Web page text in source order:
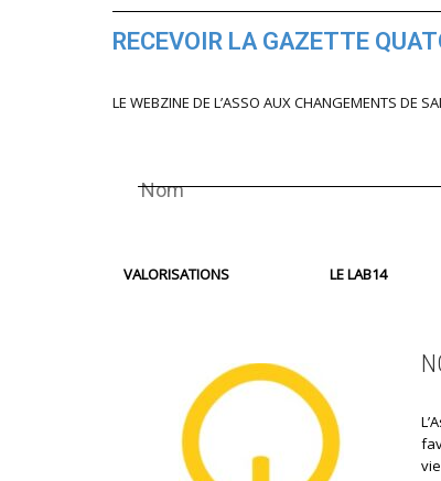
RECEVOIR LA GAZETTE
LE WEBZINE DE L’ASSO AUX CHANGEMENTS DE
VALORISATIONS LE LAB14